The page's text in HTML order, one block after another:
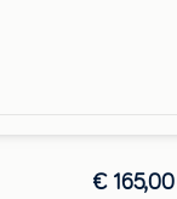
€ 165,00